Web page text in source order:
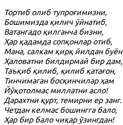
Тортиб олиб тупроғимизни,
Бошимизда қилич ўйнатиб,
Ватангадо қилганча бизни,
Ҳар қадамда сопқонлар отиб,
Мана, салкам қирқ йилдан буён
Ҳаловатни билдирмай бир дам,
Таъқиб қилиб, қилиб қатағон,
Тинчимаган босқинчилар ҳам
Йўқотолмас миллатни асло!
Дарахтни қурт, темирни ер занг.
Четдан келмас бошингга бало,
Ҳар бир бало чиқар ўзингдан!